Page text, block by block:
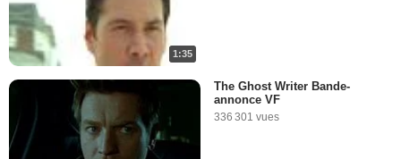
1:35
The Ghost Writer Bande-
annonce VF
336 301 vues